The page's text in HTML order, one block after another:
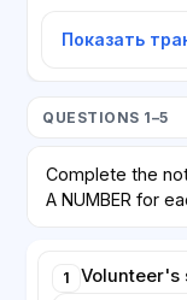
Показать
QUESTIONS 1–5
Complete the
A NUMBER for
1 Volunteer's